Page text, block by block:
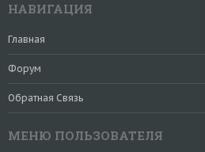
НАВИГАЦИЯ
Главная
Форум
Обратная Связь
МЕНЮ ПОЛЬЗОВАТЕЛЯ